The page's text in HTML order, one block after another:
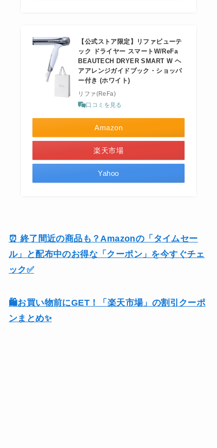
【公式ストア限定】リファビューテ
ック ドライヤー スマートW/ReFa
BEAUTECH DRYER SMART W ヘ
アアレンジガイドブック・ショッパ
ー付き (ホワイト)
リファ(ReFa)
口コミを見る
Amazon
楽天市場
Yahoo
⏰ 終了間近の商品も？Amazonの「タイムセー
ル」と配布中のお得な「クーポン」を今すぐチェ
ック✅
🛍️お買い物前にGET！「楽天市場」の割引クーポ
ンまとめ✨